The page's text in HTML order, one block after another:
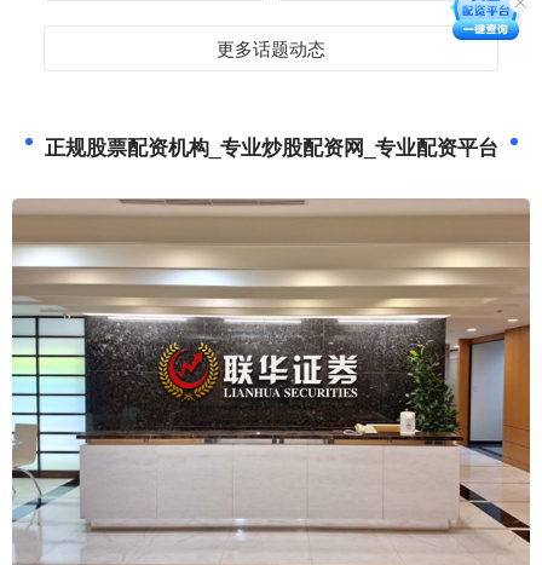
更多话题动态
正规股票配资机构_专业炒股配资网_专业配资平台